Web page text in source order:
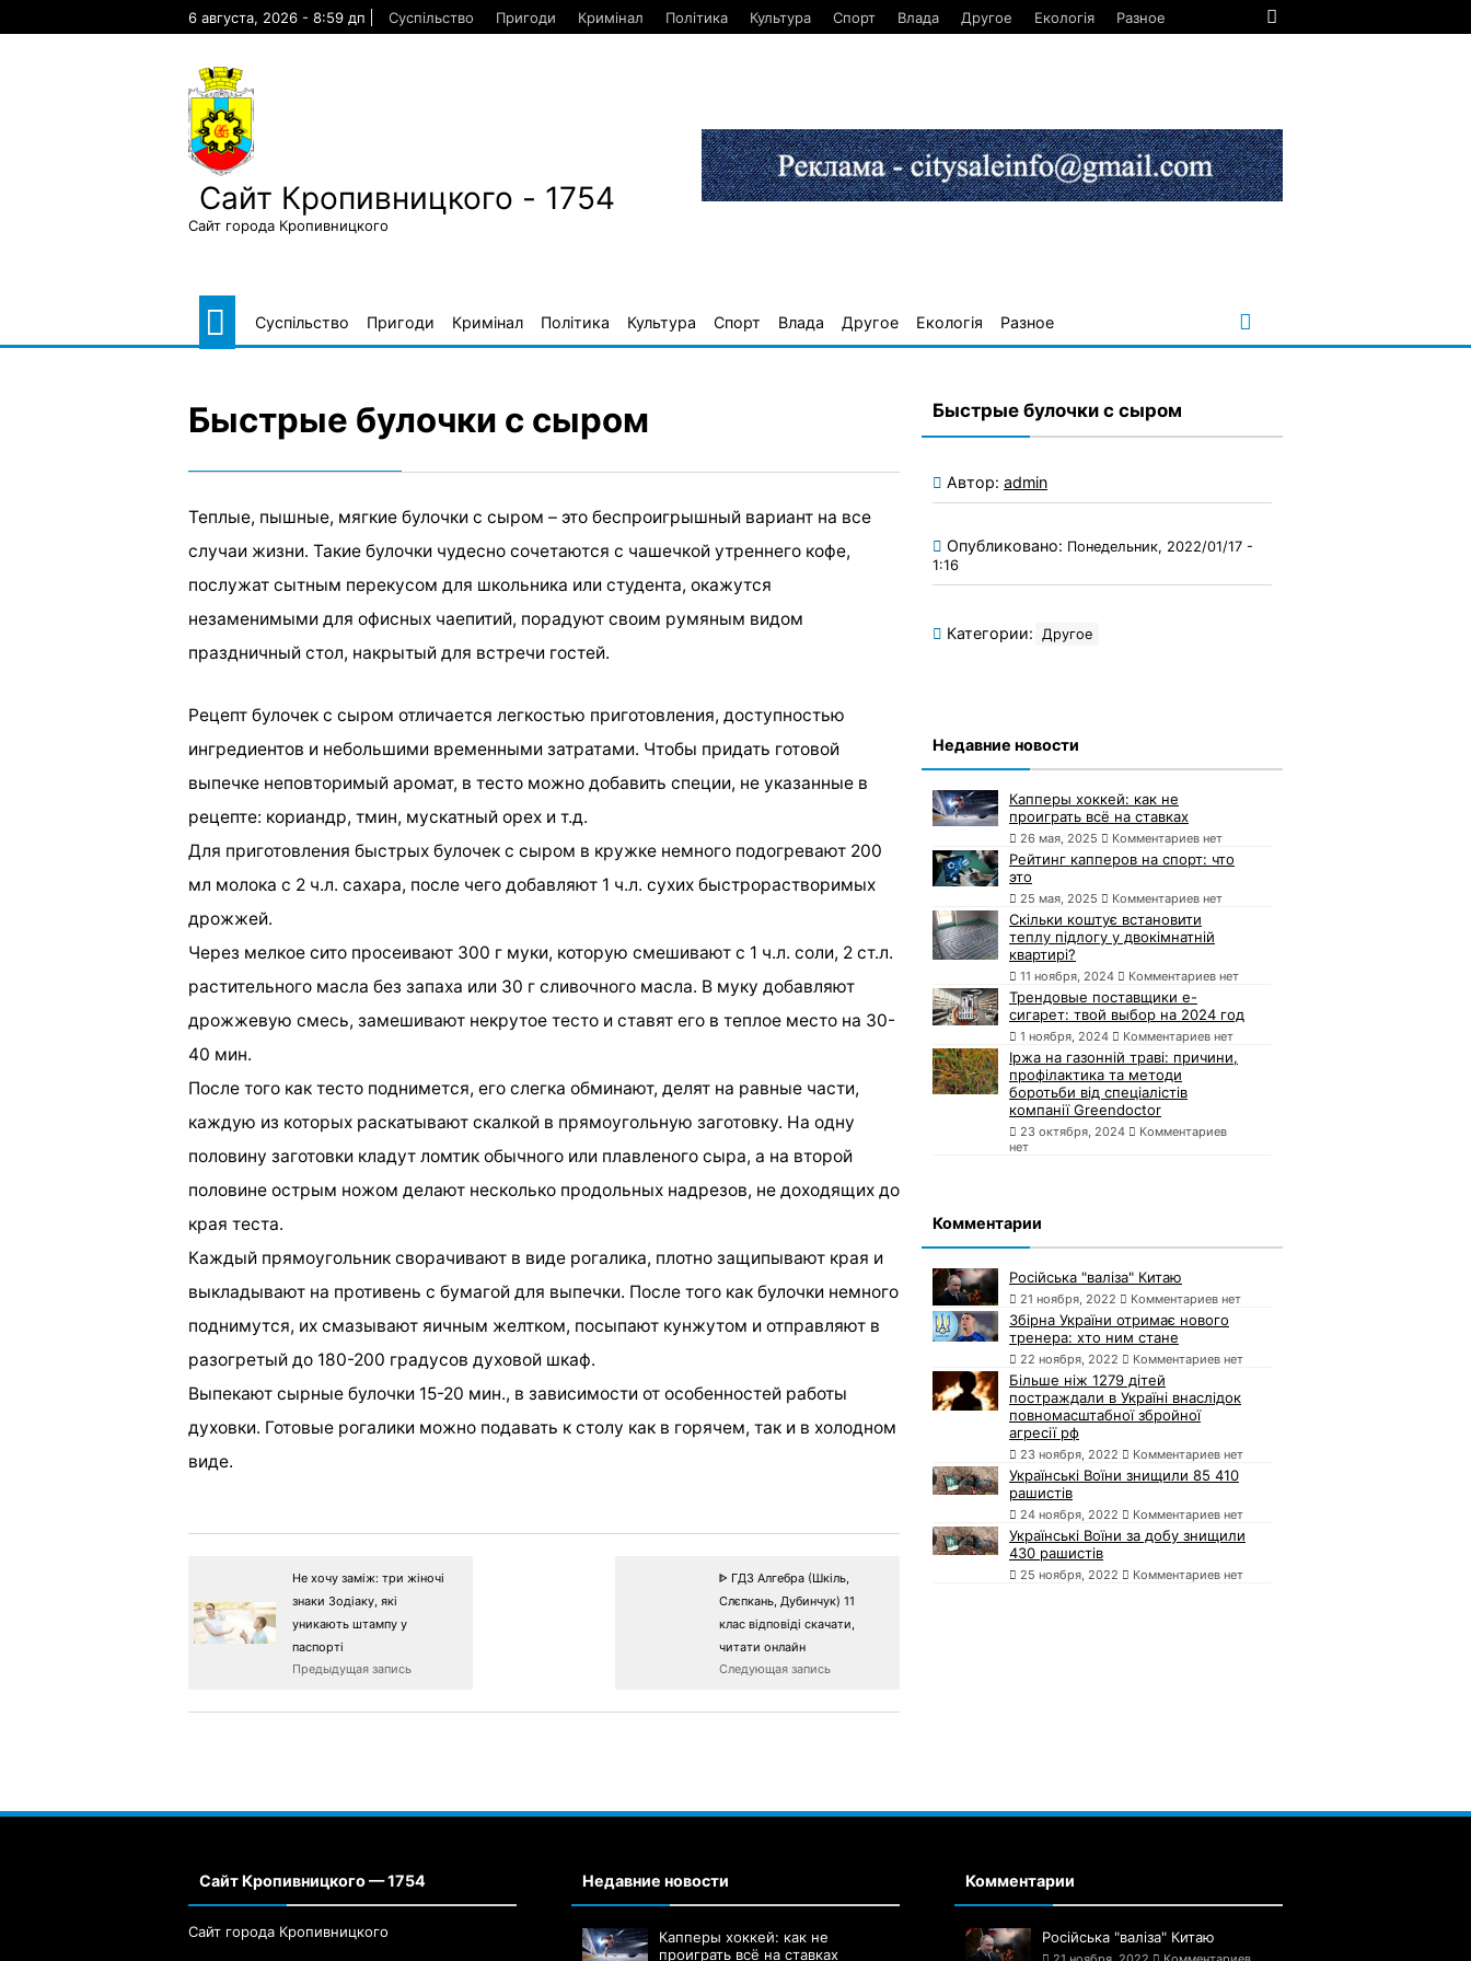
6 августа, 2026 - 8:59 дп Суспільство Пригоди Кримінал Політика Культура Спорт Влада Другое Екологія Разное
Сайт Кропивницкого - 1754
Сайт города Кропивницкого
Суспільство Пригоди Кримінал Політика Культура Спорт Влада Другое Екологія Разное
Быстрые булочки с сыром
Теплые, пышные, мягкие булочки с сыром – это беспроигрышный вариант на все
случаи жизни. Такие булочки чудесно сочетаются с чашечкой утреннего кофе,
послужат сытным перекусом для школьника или студента, окажутся
незаменимыми для офисных чаепитий, порадуют своим румяным видом
праздничный стол, накрытый для встречи гостей.
Рецепт булочек с сыром отличается легкостью приготовления, доступностью
ингредиентов и небольшими временными затратами. Чтобы придать готовой
выпечке неповторимый аромат, в тесто можно добавить специи, не указанные в
рецепте: кориандр, тмин, мускатный орех и т.д.
Для приготовления быстрых булочек с сыром в кружке немного подогревают 200
мл молока с 2 ч.л. сахара, после чего добавляют 1 ч.л. сухих быстрорастворимых
дрожжей.
Через мелкое сито просеивают 300 г муки, которую смешивают с 1 ч.л. соли, 2 ст.л.
растительного масла без запаха или 30 г сливочного масла. В муку добавляют
дрожжевую смесь, замешивают некрутое тесто и ставят его в теплое место на 30-
40 мин.
После того как тесто поднимется, его слегка обминают, делят на равные части,
каждую из которых раскатывают скалкой в прямоугольную заготовку. На одну
половину заготовки кладут ломтик обычного или плавленого сыра, а на второй
половине острым ножом делают несколько продольных надрезов, не доходящих до
края теста.
Каждый прямоугольник сворачивают в виде рогалика, плотно защипывают края и
выкладывают на противень с бумагой для выпечки. После того как булочки немного
поднимутся, их смазывают яичным желтком, посыпают кунжутом и отправляют в
разогретый до 180-200 градусов духовой шкаф.
Выпекают сырные булочки 15-20 мин., в зависимости от особенностей работы
духовки. Готовые рогалики можно подавать к столу как в горячем, так и в холодном
виде.
Не хочу заміж: три жіночі
знаки Зодіаку, які
уникають штампу у
паспорті
Предыдущая запись
ᐈ ГДЗ Алгебра (Шкіль,
Слєпкань, Дубинчук) 11
клас відповіді скачати,
читати онлайн
Следующая запись
Быстрые булочки с сыром
Автор: admin
Опубликовано: Понедельник, 2022/01/17 -
1:16
Категории: Другое
Недавние новости
Капперы хоккей: как не
проиграть всё на ставках
26 мая, 2025 Комментариев нет
Рейтинг капперов на спорт: что
это
25 мая, 2025 Комментариев нет
Скільки коштує встановити
теплу підлогу у двокімнатній
квартирі?
11 ноября, 2024 Комментариев нет
Трендовые поставщики e-
сигарет: твой выбор на 2024 год
1 ноября, 2024 Комментариев нет
Іржа на газонній траві: причини,
профілактика та методи
боротьби від спеціалістів
компанії Greendoctor
23 октября, 2024
Комментариев
нет
Комментарии
Російська "валіза" Китаю
21 ноября, 2022 Комментариев нет
Збірна України отримає нового
тренера: хто ним стане
22 ноября, 2022 Комментариев нет
Більше ніж 1279 дітей
постраждали в Україні внаслідок
повномасштабної збройної
агресії рф
23 ноября, 2022 Комментариев нет
Українські Воїни знищили 85 410
рашистів
24 ноября, 2022 Комментариев нет
Українські Воїни за добу знищили
430 рашистів
25 ноября, 2022 Комментариев нет
Сайт Кропивницкого — 1754
Сайт города Кропивницкого
Недавние новости
Капперы хоккей: как не
проиграть всё на ставках
Комментарии
Російська "валіза" Китаю